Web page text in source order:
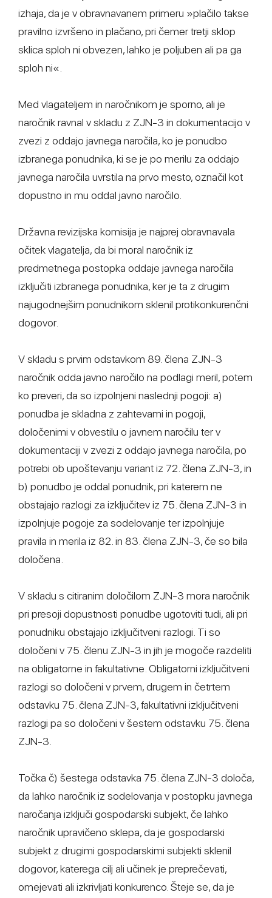
izhaja, da je v obravnavanem primeru »plačilo takse
pravilno izvršeno in plačano, pri čemer tretji sklop
sklica sploh ni obvezen, lahko je poljuben ali pa ga
sploh ni«.
Med vlagateljem in naročnikom je sporno, ali je
naročnik ravnal v skladu z ZJN-3 in dokumentacijo v
zvezi z oddajo javnega naročila, ko je ponudbo
izbranega ponudnika, ki se je po merilu za oddajo
javnega naročila uvrstila na prvo mesto, označil kot
dopustno in mu oddal javno naročilo.
Državna revizijska komisija je najprej obravnavala
očitek vlagatelja, da bi moral naročnik iz
predmetnega postopka oddaje javnega naročila
izključiti izbranega ponudnika, ker je ta z drugim
najugodnejšim ponudnikom sklenil protikonkurenčni
dogovor.
V skladu s prvim odstavkom 89. člena ZJN-3
naročnik odda javno naročilo na podlagi meril, potem
ko preveri, da so izpolnjeni naslednji pogoji: a)
ponudba je skladna z zahtevami in pogoji,
določenimi v obvestilu o javnem naročilu ter v
dokumentaciji v zvezi z oddajo javnega naročila, po
potrebi ob upoštevanju variant iz 72. člena ZJN-3, in
b) ponudbo je oddal ponudnik, pri katerem ne
obstajajo razlogi za izključitev iz 75. člena ZJN-3 in
izpolnjuje pogoje za sodelovanje ter izpolnjuje
pravila in merila iz 82. in 83. člena ZJN-3, če so bila
določena.
V skladu s citiranim določilom ZJN-3 mora naročnik
pri presoji dopustnosti ponudbe ugotoviti tudi, ali pri
ponudniku obstajajo izključitveni razlogi. Ti so
določeni v 75. členu ZJN-3 in jih je mogoče razdeliti
na obligatorne in fakultativne. Obligatorni izključitveni
razlogi so določeni v prvem, drugem in četrtem
odstavku 75. člena ZJN-3, fakultativni izključitveni
razlogi pa so določeni v šestem odstavku 75. člena
ZJN-3.
Točka č) šestega odstavka 75. člena ZJN-3 določa,
da lahko naročnik iz sodelovanja v postopku javnega
naročanja izključi gospodarski subjekt, če lahko
naročnik upravičeno sklepa, da je gospodarski
subjekt z drugimi gospodarskimi subjekti sklenil
dogovor, katerega cilj ali učinek je preprečevati,
omejevati ali izkrivljati konkurenco. Šteje se, da je